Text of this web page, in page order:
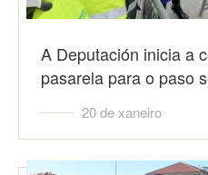
A Deputación inicia a
pasarela para o paso
20 de xaneiro